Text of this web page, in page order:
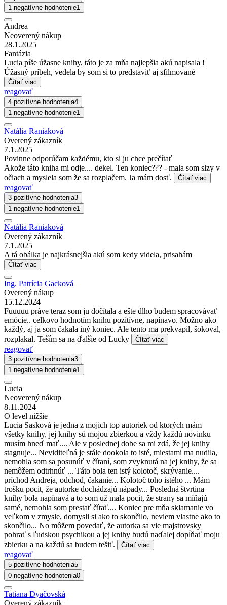
1 negatívne hodnotenie1
Andrea
Neoverený nákup
28.1.2025
Fantázia
Lucia píše úžasne knihy, táto je za mňa najlepšia akú napisala !
Úžasný príbeh, vedela by som si to predstaviť aj sfilmované
Čítať viac
reagovať
4 pozitívne hodnotenia4
1 negatívne hodnotenie1
Natália Raniaková
Overený zákazník
7.1.2025
Povinne odporúčam každému, kto si ju chce prečítať
Akože táto kniha mi odje.... dekel. Ten koniec??? - mala som slzy v
očiach a myslela som že sa rozplačem. Ja mám dosť.
Čítať viac
reagovať
3 pozitívne hodnotenia3
1 negatívne hodnotenie1
Natália Raniaková
Overený zákazník
7.1.2025
A tá obálka je najkrásnejšia akú som kedy videla, prisahám
Čítať viac
Ing. Patrícia Gacková
Overený nákup
15.12.2024
Fuuuuu práve teraz som ju dočítala a ešte dlho budem spracovávať
emócie.. celkovo hodnotím knihu pozitívne, napínavo. Možno ako
každý, aj ja som čakala iný koniec. Ale tento ma prekvapil, šokoval,
rozplakal. Teším sa na ďalšie od Lucky
Čítať viac
reagovať
3 pozitívne hodnotenia3
1 negatívne hodnotenie1
Lucia
Neoverený nákup
8.11.2024
O level nižšie
Lucia Sasková je jedna z mojich top autoriek od ktorých mám
všetky knihy, jej knihy sú mojou zbierkou a vždy každú novinku
musím hneď mať.... Ale v poslednej dobe sa mi zdá, že jej knihy
stagnuje... Neviditeľná je stále dookola to isté, miestami ma nudila,
nemohla som sa posunúť v čítaní, som zvyknutá na jej knihy, že sa
nemôžem odtrhnúť ... Táto bola ten istý kolotoč, skrývanie....
príchod Andreja, odchod, čakanie... Kolotoč toho istého ... Mám
trošku pocit, že autorke dochádzajú nápady... Posledná štvrtina
knihy bola napínavá a to som už mala pocit, že strany sa míňajú
samé, nemohla som prestať čítať.... Koniec pre mňa sklamanie vo
veľkom v zmysle, domysli si ako to skončilo, neviem vlastne ako to
skončilo... No môžem povedať, že autorka sa vie majstrovsky
pohrať s ľudskou psychikou a jej knihy budú naďalej dopĺňať moju
zbierku a na každú sa budem tešiť.
Čítať viac
reagovať
5 pozitívne hodnotenia5
0 negatívne hodnotenia0
Tatiana Dyačovská